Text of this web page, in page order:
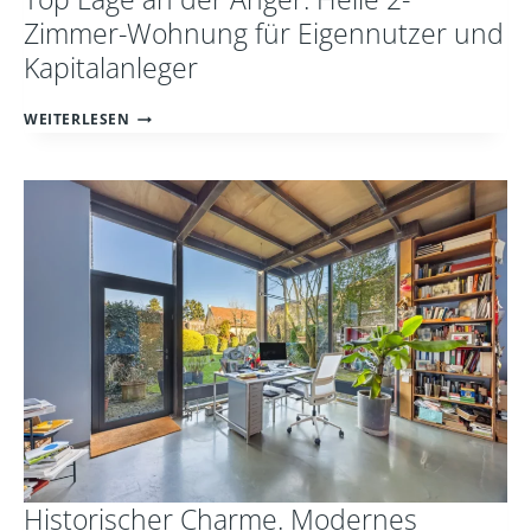
Zimmer-Wohnung für Eigennutzer und
Kapitalanleger
WEITERLESEN TOP
DER
ANGER:
HELLE
ZIMMER-
WOHNUNG
FÜR
EIGENNUTZER
UND
KAPITALANLEGER
Historischer Charme. Modernes